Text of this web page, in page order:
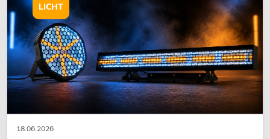
18.06.2026
LICHT